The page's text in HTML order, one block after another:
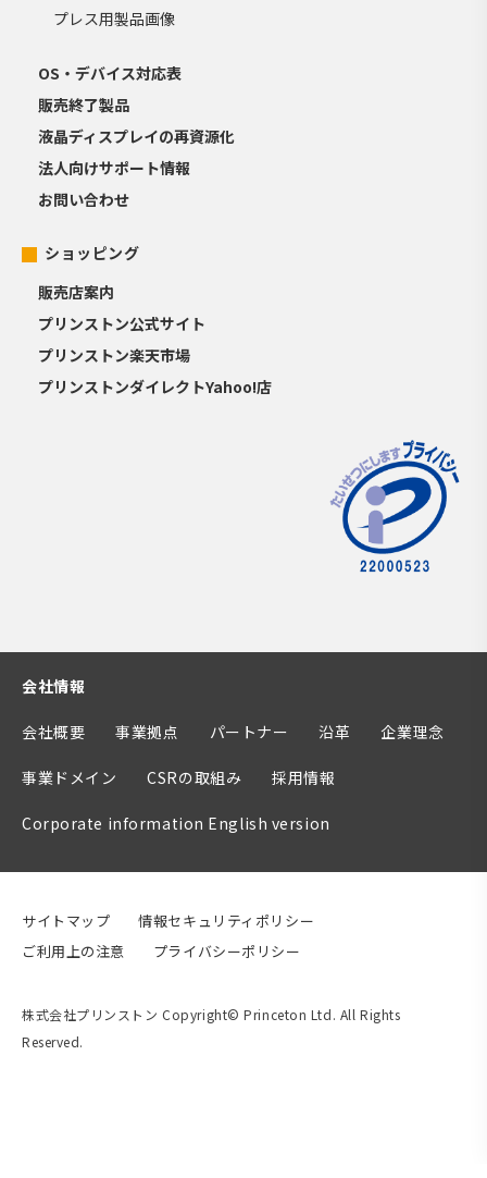
プレス用製品画像
OS・デバイス対応表
販売終了製品
液晶ディスプレイの再資源化
法人向けサポート情報
お問い合わせ
ショッピング
販売店案内
プリンストン公式サイト
プリンストン楽天市場
プリンストンダイレクトYahoo!店
会社情報
会社概要 事業拠点 パートナー 沿革 企業理念
事業ドメイン CSRの取組み 採用情報
Corporate information English version
サイトマップ
情報セキュリティポリシー
ご利用上の注意
プライバシーポリシー
株式会社プリンストン Copyright© Princeton Ltd. All Rights
Reserved.